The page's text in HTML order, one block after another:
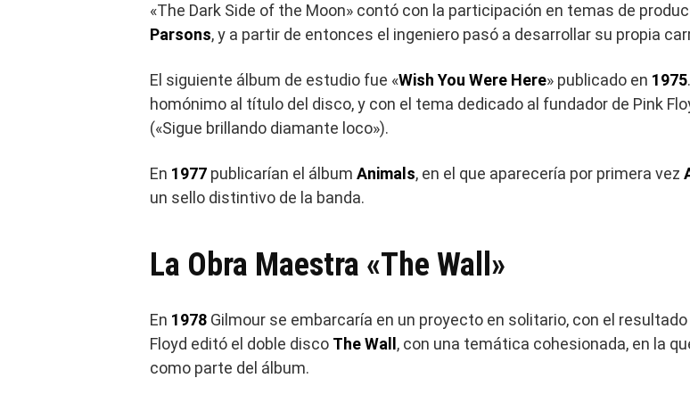
«The Dark Side of the Moon» contó con la participación en temas de
Parsons, y a partir de entonces el ingeniero pasó a desarrollar su propia
El siguiente álbum de estudio fue «Wish You Were Here» publicado en 1975
homónimo al título del disco, y con el tema dedicado al fundador de Pink
(«Sigue brillando diamante loco»).
En 1977 publicarían el álbum Animals, en el que aparecería por primera vez
un sello distintivo de la banda.
La Obra Maestra «The Wall»
En 1978 Gilmour se embarcaría en un proyecto en solitario, con el
Floyd editó el doble disco The Wall , con una temática cohesionada, en la
como parte del álbum.